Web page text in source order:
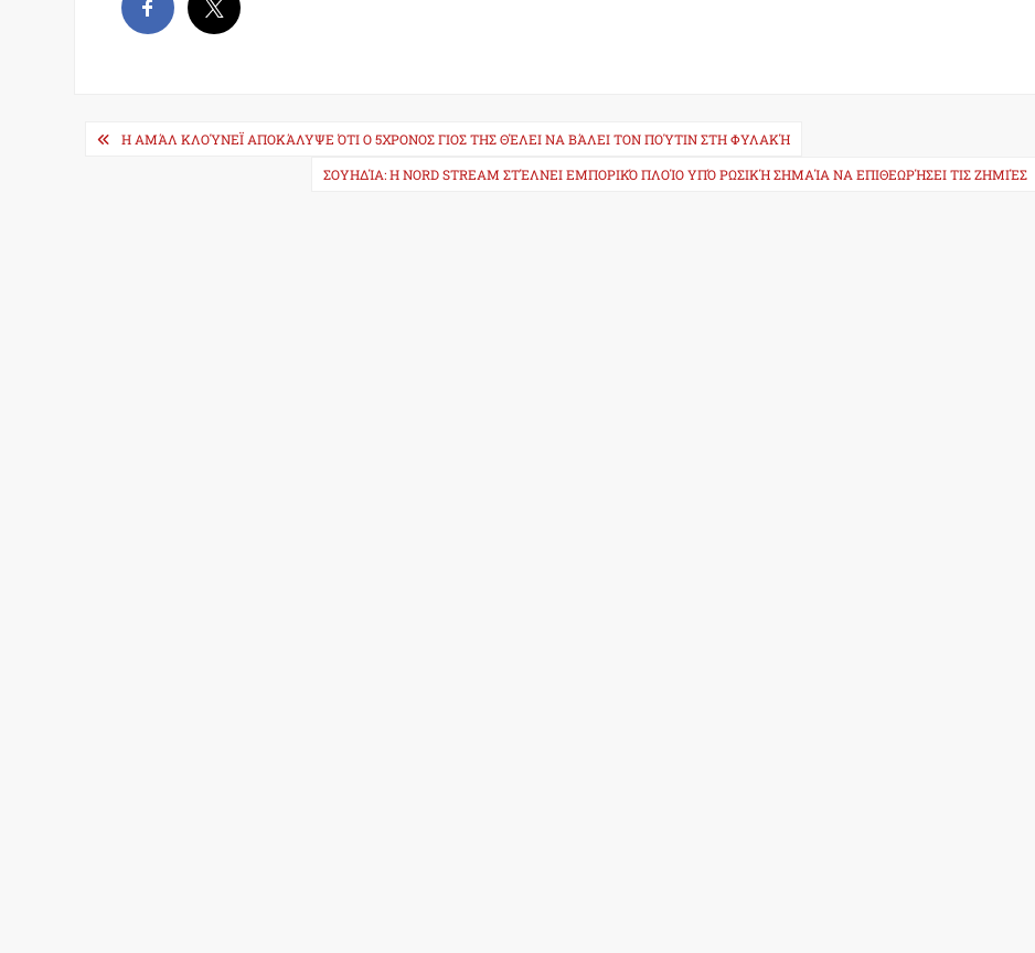
PostΗ ΑΜΆΛ ΚΛΟΎΝΕΪ ΑΠΟΚΆΛΥΨΕ ΌΤΙ Ο 5ΧΡΟΝΟΣ ΓΙΟΣ ΤΗΣ ΘΈΛΕΙ ΝΑ ΒΆΛΕΙ ΤΟΝ ΠΟΎΤΙΝ ΣΤΗ ΦΥΛΑΚΉ
ΣΟΥΗΔΊΑ: H NORD STREAM ΣΤΈΛΝΕΙ ΕΜΠΟΡΙΚΌ ΠΛΟΊΟ ΥΠΌ ΡΩΣΙΚΉ ΣΗΜΑΊΑ ΝΑ ΕΠΙΘΕΩΡΉΣΕΙ ΤΙΣ ΖΗΜΙΈΣ